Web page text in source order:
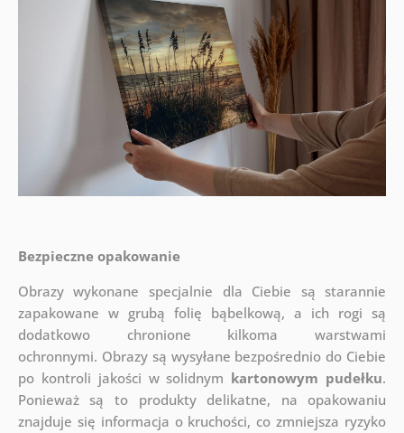
Bezpieczne opakowanie
Obrazy wykonane specjalnie dla Ciebie są starannie
zapakowane w grubą folię bąbelkową, a ich rogi są
dodatkowo chronione kilkoma warstwami
ochronnymi. Obrazy są wysyłane bezpośrednio do Ciebie
po kontroli jakości w solidnym kartonowym pudełku.
Ponieważ są to produkty delikatne, na opakowaniu
znajduje się informacja o kruchości, co zmniejsza ryzyko